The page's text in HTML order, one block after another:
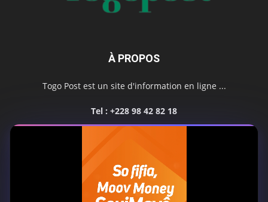
À PROPOS
Togo Post est un site d'information en ligne ...
Tel : +228 98 42 82 18
SUIVEZ NOUS